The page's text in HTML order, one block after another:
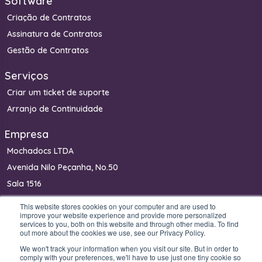
This website stores cookies on your computer and are used to
improve your website experience and provide more personalized
services to you, both on this website and through other media. To find
out more about the cookies we use, see our Privacy Policy.
We won't track your information when you visit our site. But in order to
comply with your preferences, we'll have to use just one tiny cookie so
Criação de Contratos
Assinatura de Contratos
Gestão de Contratos
Serviços
Criar um ticket de suporte
Arranjo de Continuidade
Empresa
Mochadocs LTDA
Avenida Nilo Peçanha, No.50
Sala 1516
Rio de Janeiro, RJ
20020-100
Brasil